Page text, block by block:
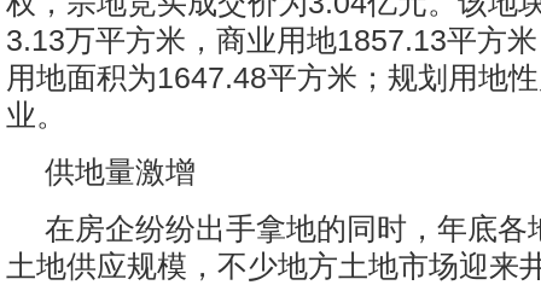
3.13万平方米，商业用地1857.13平方
用地面积为1647.48平方米；规划用地
业。
供地量激增
在房企纷纷出手拿地的同时，年底各
土地供应规模，不少地方土地市场迎来